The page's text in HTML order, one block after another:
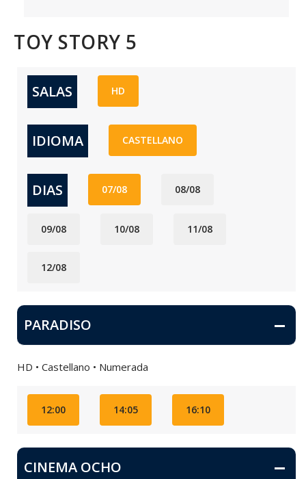
TOY STORY 5
SALAS HD
IDIOMA CASTELLANO
DIAS 07/08 08/08
09/08 10/08 11/08
12/08
PARADISO
HD • Castellano • Numerada
12:00 14:05 16:10
CINEMA OCHO